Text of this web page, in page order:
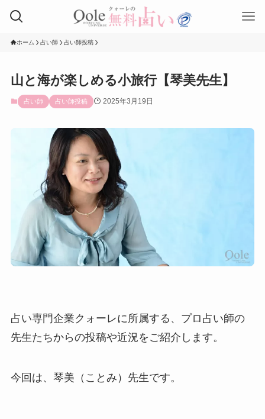
ホーム 占い師 占い師投稿
山と海が楽しめる小旅行【琴美先生】
占い師 占い師投稿 2025年3月19日
占い専門企業クォーレに所属する、プロ占い師の
先生たちからの投稿や近況をご紹介します。
今回は、琴美（ことみ）先生です。